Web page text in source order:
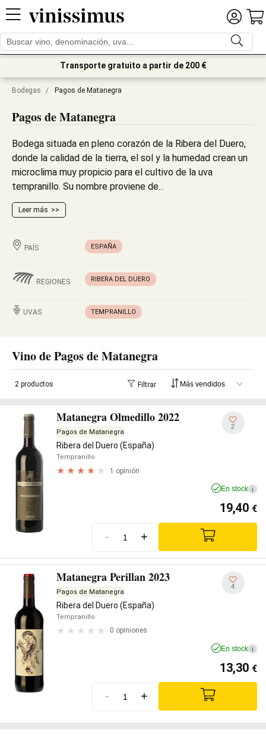
Transporte gratuito a partir de 200 €
Bodegas / Pagos de Matanegra
Pagos de Matanegra
Bodega situada en pleno corazón de la Ribera del Duero,
donde la calidad de la tierra, el sol y la humedad crean un
microclima muy propicio para el cultivo de la uva
tempranillo. Su nombre proviene de...
Leer más
PAÍS ESPAÑA
REGIONES RIBERA DEL DUERO
UVAS TEMPRANILLO
Vino de Pagos de Matanegra
2 productos Filtrar
Matanegra Olmedillo 2022
Pagos de Matanegra
Ribera del Duero (España)
Tempranillo
1 opinión
2
En stock i
19,40 €
- +
Matanegra Perillan 2023
Pagos de Matanegra
Ribera del Duero (España)
Tempranillo
0 opiniones
4
En stock i
13,30 €
- +